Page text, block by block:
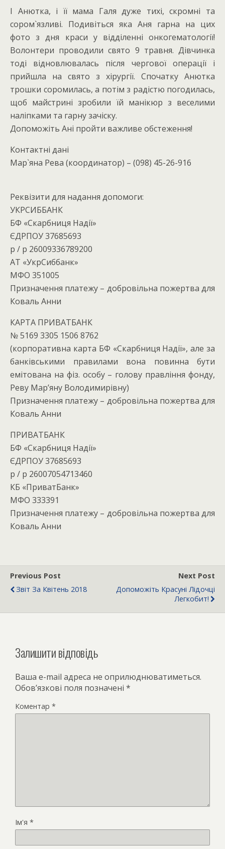
І Анютка, і її мама Галя дуже тихі, скромні та
сором`язливі. Подивіться яка Аня гарна на цих
фото з дня краси у відділенні онкогематології!
Волонтери проводили свято 9 травня. Дівчинка
тоді відновлювалась після чергової операції і
прийшла на свято з хірургії. Спочатку Анютка
трошки соромилась, а потім з радістю погодилась,
щоб майстрині зробили їй манікюр з веселими
наліпками та гарну зачіску.
Допоможіть Ані пройти важливе обстеження!
Контактні дані
Мар`яна Рева (координатор) – (098) 45-26-916
Реквізити для надання допомоги:
УКРСИББАНК
БФ «Скарбниця Надії»
ЄДРПОУ 37685693
р / р 26009336789200
АТ «УкрСиббанк»
МФО 351005
Призначення платежу – добровільна пожертва для
Коваль Анни
КАРТА ПРИВАТБАНК
№ 5169 3305 1506 8762
(корпоративна карта БФ «Скарбниця Надії», але за
банківськими правилами вона повинна бути
емітована на фіз. особу – голову правління фонду,
Реву Мар’яну Володимирівну)
Призначення платежу – добровільна пожертва для
Коваль Анни
ПРИВАТБАНК
БФ «Скарбниця Надії»
ЄДРПОУ 37685693
р / р 26007054713460
КБ «ПриватБанк»
МФО 333391
Призначення платежу – добровільна пожертва для
Коваль Анни
Previous Post
Звіт За Квітень 2018
Next Post
Допоможіть Красуні Лідочці
Легкобит!
Залишити відповідь
Ваша e-mail адреса не оприлюднюватиметься.
Обов’язкові поля позначені *
Коментар *
Ім'я *